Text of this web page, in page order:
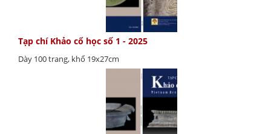
Tạp chí Khảo cổ học số 1 - 2025
Dày 100 trang, khổ 19x27cm